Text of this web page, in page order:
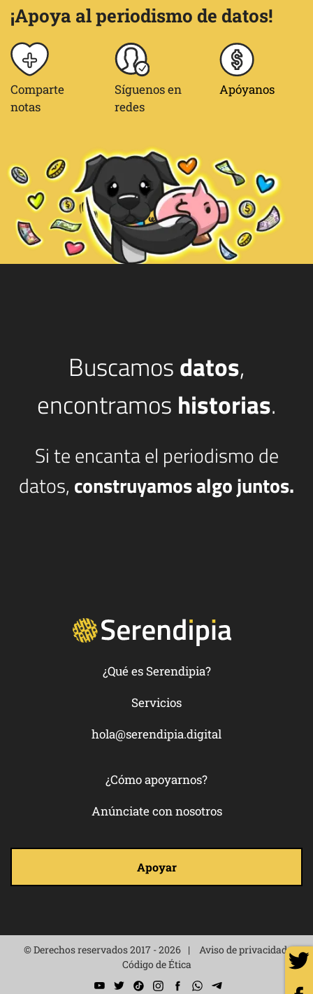
¡Apoya al periodismo de datos!
Comparte
notas
Síguenos en
redes
Apóyanos
Buscamosdatos,
encontramos historias.
Si te encanta el periodismo de
datos, construyamos algo juntos.
¿Qué es Serendipia?
Servicios
hola@serendipia.digital
¿Cómo apoyarnos?
Anúnciate con nosotros
Apoyar
© Derechos reservados 2017 - 2026
Aviso de privacidad
Código de Ética